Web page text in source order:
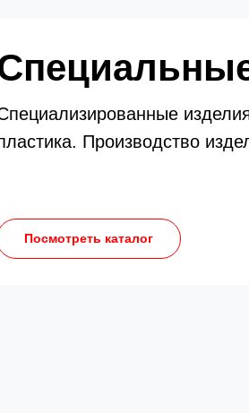
Производство
Посмотреть каталог